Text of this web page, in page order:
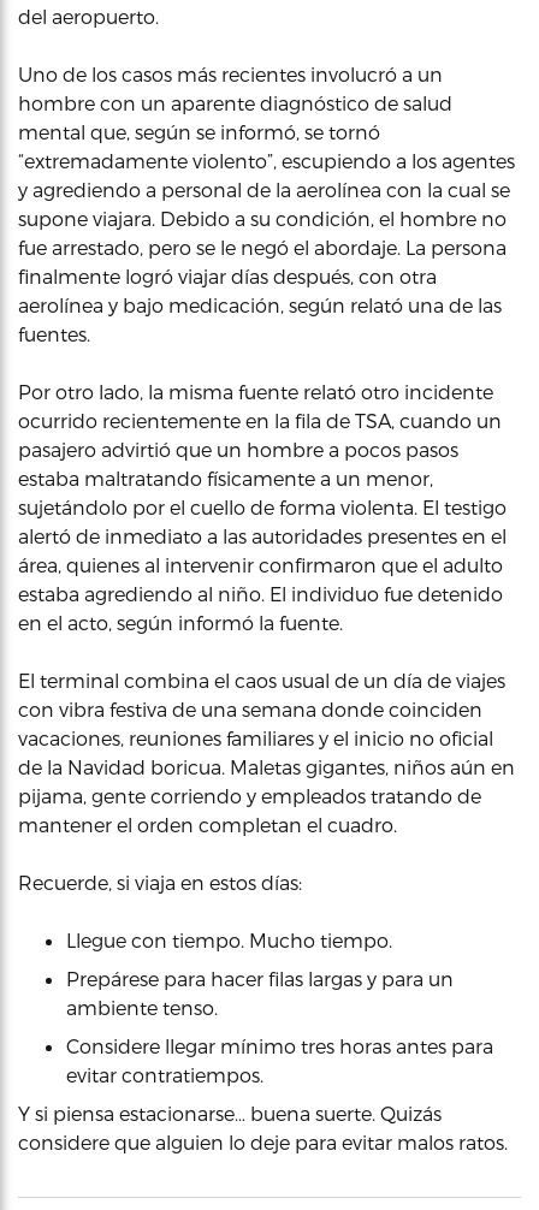
del aeropuerto.
Uno de los casos más recientes involucró a un
hombre con un aparente diagnóstico de salud
mental que, según se informó, se tornó
“extremadamente violento”, escupiendo a los agentes
y agrediendo a personal de la aerolínea con la cual se
supone viajara. Debido a su condición, el hombre no
fue arrestado, pero se le negó el abordaje. La persona
finalmente logró viajar días después, con otra
aerolínea y bajo medicación, según relató una de las
fuentes.
Por otro lado, la misma fuente relató otro incidente
ocurrido recientemente en la fila de TSA, cuando un
pasajero advirtió que un hombre a pocos pasos
estaba maltratando físicamente a un menor,
sujetándolo por el cuello de forma violenta. El testigo
alertó de inmediato a las autoridades presentes en el
área, quienes al intervenir confirmaron que el adulto
estaba agrediendo al niño. El individuo fue detenido
en el acto, según informó la fuente.
El terminal combina el caos usual de un día de viajes
con vibra festiva de una semana donde coinciden
vacaciones, reuniones familiares y el inicio no oficial
de la Navidad boricua. Maletas gigantes, niños aún en
pijama, gente corriendo y empleados tratando de
mantener el orden completan el cuadro.
Recuerde, si viaja en estos días:
Llegue con tiempo. Mucho tiempo.
Prepárese para hacer filas largas y para un
ambiente tenso.
Considere llegar mínimo tres horas antes para
evitar contratiempos.
Y si piensa estacionarse… buena suerte. Quizás
considere que alguien lo deje para evitar malos ratos.